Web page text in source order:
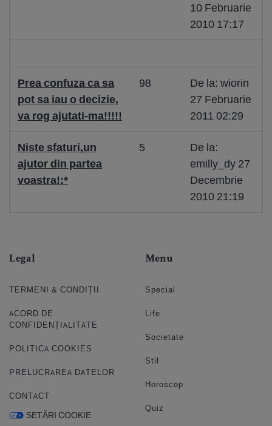
10 Februarie
2010 17:17
Prea confuza ca sa
pot sa iau o decizie,
va rog ajutati-ma!!!!!
98
De la: wiorin
27 Februarie
2011 02:29
Niste sfaturi,un
ajutor din partea
voastra!:*
5
De la:
emilly_dy 27
Decembrie
2010 21:19
Legal
TERMENI & CONDIȚII
ACORD DE
CONFIDENȚIALITATE
POLITICA COOKIES
PRELUCRAREA DATELOR
CONTACT
SETĂRI COOKIE
Menu
Special
Life
Societate
Stil
Horoscop
Quiz